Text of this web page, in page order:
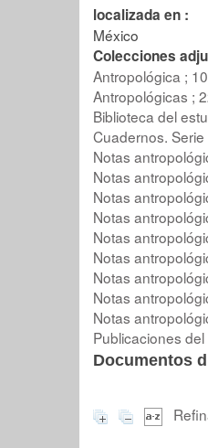
localizada en :
México
Colecciones
Antropológica ; 10
Antropológicas ;
Biblioteca del
Cuadernos.
Notas
Notas
Notas
Notas
Notas
Notas
Notas
Notas
Notas
Publicaciones
Documentos